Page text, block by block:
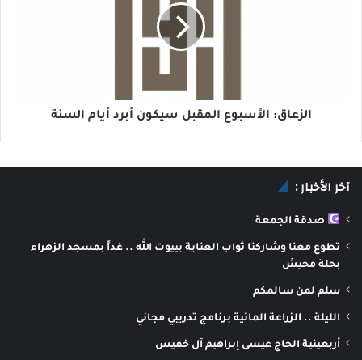
الزعاق: الأسبوع المقبل سيكون أبرد أيام السنة
آخر الأخبار :
صدقة الجمعة
تطوع معنا وشاركنا ثواب العناية بييوت الله .. غداً بمسجد الزهراء
بحلة محيش
سلم لمن سالمكم
الليلة .. الزراعة المائية برنامج تدريبي مجاني
أربعينية الحاج عيسى إبراهيم آل خميس